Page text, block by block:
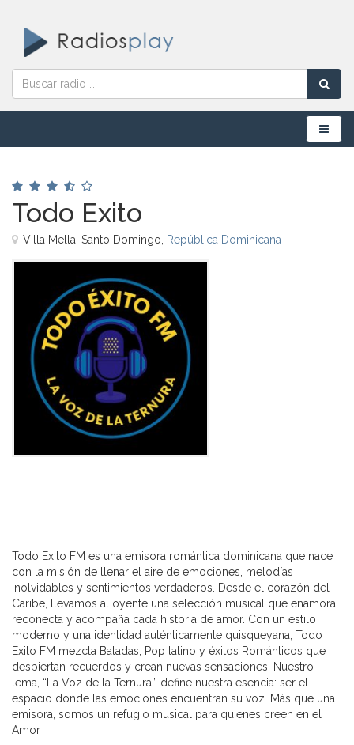
Menú
Todo Exito
Villa Mella, Santo Domingo, República Dominicana
Todo Exito FM es una emisora romántica dominicana que nace
con la misión de llenar el aire de emociones, melodías
inolvidables y sentimientos verdaderos. Desde el corazón del
Caribe, llevamos al oyente una selección musical que enamora,
reconecta y acompaña cada historia de amor. Con un estilo
moderno y una identidad auténticamente quisqueyana, Todo
Exito FM mezcla Baladas, Pop latino y éxitos Románticos que
despiertan recuerdos y crean nuevas sensaciones. Nuestro
lema, “La Voz de la Ternura”, define nuestra esencia: ser el
espacio donde las emociones encuentran su voz. Más que una
emisora, somos un refugio musical para quienes creen en el
Amor